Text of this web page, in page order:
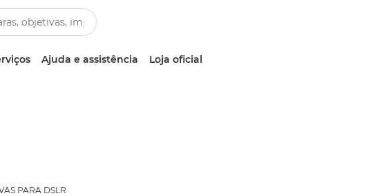
Ajuda e assistência Loja oficial
PARA DSLR